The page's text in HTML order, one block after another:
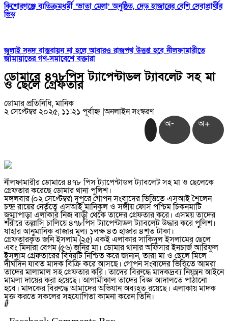
কিশোরগঞ্জে ব্যতিক্রমধর্মী ‘ভাতা মেলা’ অনুষ্ঠিত, দেড় হাজারের বেশি সেবাপ্রার্থীর
ভিড়
জুলাই সনদ বাস্তবায়ন না হলে আবারও রাজপথ উত্তপ্ত হবে নীলফামারীতে
জামায়াতের গণ-সমাবেশে বক্তারা
ডোমারে ৪৭৮পিস ট্যাপেন্টাডল ট্যাবলেট সহ মা
ও ছেলে গ্রেফতার
ডোমার প্রতিনিধি, মানিক
২ সেপ্টেম্বর ২০২৫, ১১:২১ পূর্বাহ্ন|অনলাইন সংস্করণ
অ- অ+
নীলফামারীর ডোমারে ৪৭৮ পিস ট্যাপেন্টাডল ট্যাবলেট সহ মা ও ছেলেকে
গ্রেফতার করেছে ডোমার থানা পুলিশ।
মঙ্গলবার (০২ সেপ্টেম্বর) দুপুরে গোপন সংবাদের ভিত্তিতে এসআই শৈলেন
চন্দ্র রায়ের নের্তৃত্বে এসআই মানিকুল ও সঙ্গীয় ফোর্স পশ্চিম চিকনমাটি
জুম্মাপাড়া এলাকার নিজ বাড়ী থেকে তাদের গ্রেফতার করে। এসময় তাদের
শরীরে তল্লাসি চালিয়ে ৪৭৮পিস ট্যাপেন্টাডল ট্যাবলেট উদ্ধার করে পুলিশ।
যাহার আনুমানিক বাজার মূল্য ১লক্ষ ৪৩ হাজার ৪শত টাকা।
গ্রেফতারকৃত জনি ইসলাম (২৫) একই এলাকার সাকিদুল ইসলামের ছেলে
এবং মিনারা বেগম (৫৬) জনির মা। ডোমার থানার অফিসার ইনচার্জ আরিফুল
ইসলাম গ্রেফতারের বিষয়টি নিশ্চিত করে জানান, তারা মা ও ছেলে মিলে
দীর্ঘদিন যাবত মাদক বিক্রি করে আসছে। গোপন সংবাদের ভিত্তিতে আমরা
তাদের মালামাল সহ গ্রেফতার করি। তাদের বিরুদ্ধে মাদকদ্রব্য নিয়ন্ত্রন আইনে
মামলা দায়ের করা হয়েছে। আগামীকাল তাদের বিজ্ঞ আদালতে পাঠানো
হবে। মাদকের বিরুদ্ধে আমাদের অভিযান অব্যহত রয়েছে। এলাকায় মাদক
মুক্ত করতে সকলের সহযোগিতা কামনা করেন তিনি।
#